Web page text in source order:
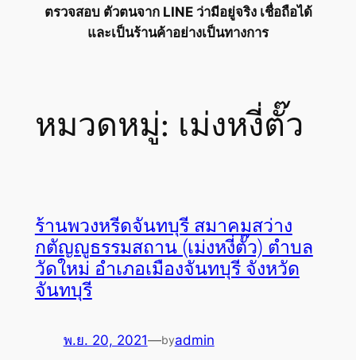
ตรวจสอบ ตัวตนจาก LINE ว่ามีอยู่จริง เชื่อถือได้
และเป็นร้านค้าอย่างเป็นทางการ
หมวดหมู่: เม่งหงี่ตั๊ว
ร้านพวงหรีดจันทบุรี สมาคมสว่าง
กตัญญูธรรมสถาน (เม่งหงี่ตั๊ว) ตำบล
วัดใหม่ อำเภอเมืองจันทบุรี จังหวัด
จันทบุรี
พ.ย. 20, 2021—byadmin